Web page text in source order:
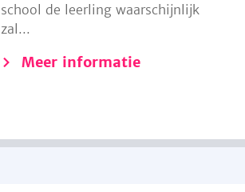
school de leerling waarschijnlijk
zal...
Meer informatie